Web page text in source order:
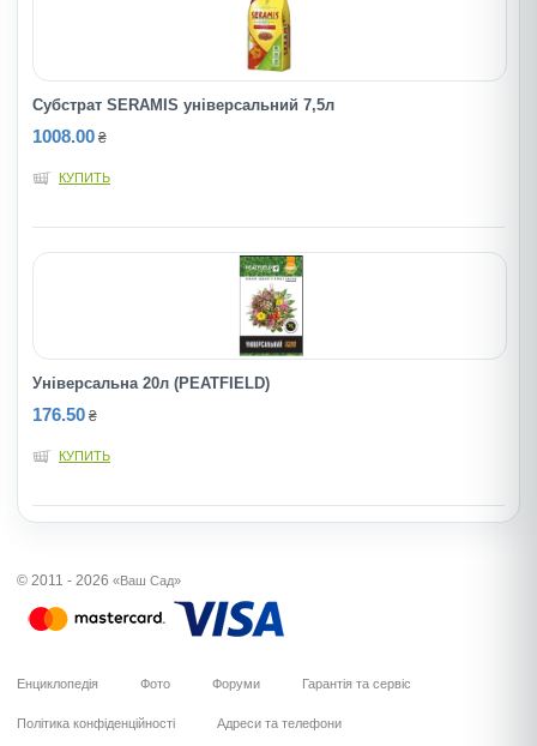
Субстрат SERAMIS універсальний 7,5л
1008.00 ₴
КУПИТЬ
Універсальна 20л (PEATFIELD)
176.50 ₴
КУПИТЬ
© 2011 - 2026 «Ваш Сад»
Енциклопедія Фото Форуми Гарантія та сервіс
Політика конфіденційності Адреси та телефони